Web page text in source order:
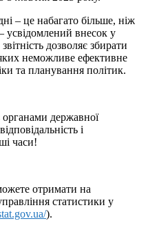
– це набагато більше, ніж
усвідомлений внесок у
дозволяє збирати
яких неможливе ефективне
та планування політик.
державної
і
часи!
отримати на
статистики у
).